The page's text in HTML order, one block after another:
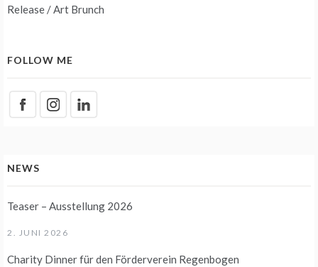
Release / Art Brunch
FOLLOW ME
NEWS
Teaser – Ausstellung 2026
2. JUNI 2026
Charity Dinner für den Förderverein Regenbogen